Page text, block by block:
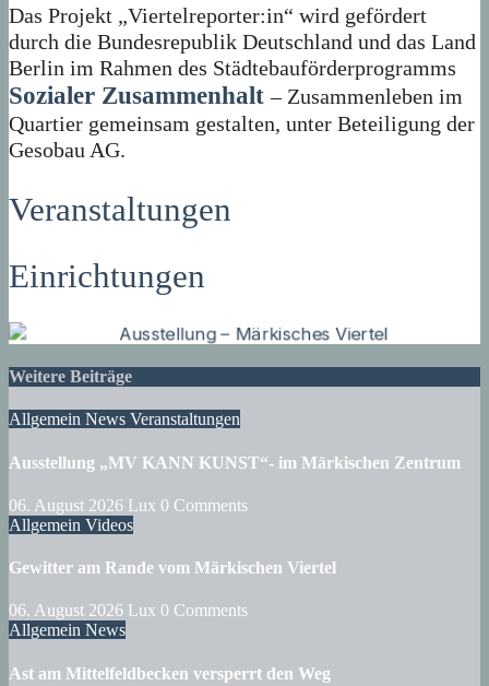
Das Projekt „Viertelreporter:in“ wird gefördert
durch die Bundesrepublik Deutschland und das Land
Berlin im Rahmen des Städtebauförderprogramms
Sozialer Zusammenhalt – Zusammenleben im
Quartier gemeinsam gestalten, unter Beteiligung der
Gesobau AG.
Veranstaltungen
Einrichtungen
Weitere Beiträge
Allgemein News Veranstaltungen
Ausstellung „MV KANN KUNST“- im Märkischen Zentrum
06. August 2026 Lux 0 Comments
Allgemein Videos
Gewitter am Rande vom Märkischen Viertel
06. August 2026 Lux 0 Comments
Allgemein News
Ast am Mittelfeldbecken versperrt den Weg